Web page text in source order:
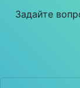
Задайте